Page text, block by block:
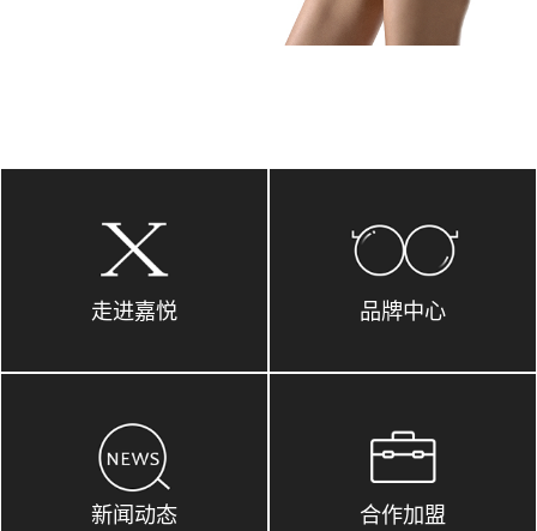
走进嘉悦 品牌中心
新闻动态 合作加盟